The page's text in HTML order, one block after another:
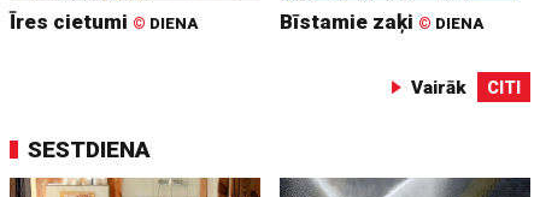
Īres cietumi © DIENA Bīstamie zaķi © DIENA
Vairāk CITI
SESTDIENA